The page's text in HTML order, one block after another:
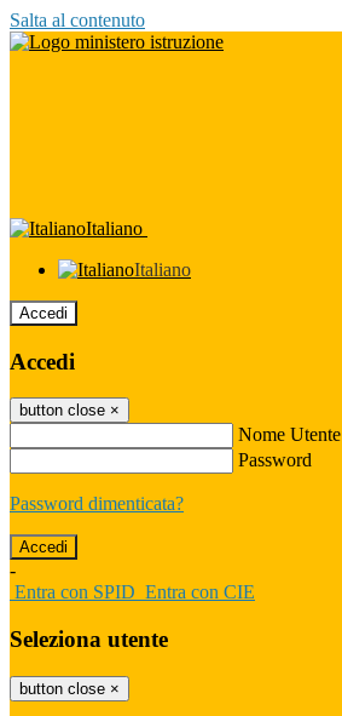
Salta al contenuto
Italiano
Italiano
Accedi
Accedi
button close ×
Nome Utente
Password
Password dimenticata?
-
Entra con SPID Entra con CIE
Seleziona utente
button close ×